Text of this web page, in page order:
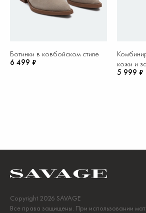
Ботинки в ковбойском стиле
6 499 ₽
кожи и
5 999 ₽
Copyright 2026 SAVAGE
Все права защищены. При использовании